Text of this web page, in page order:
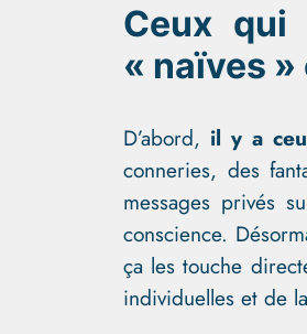
Ceux qui
« naïves
D’abord, il y a
conneries, des
messages privés
conscience.
ça les touche
individuelles et de